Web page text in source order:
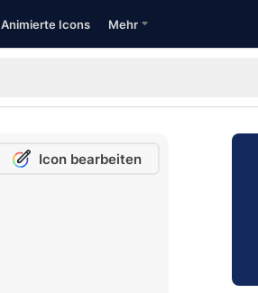
Animierte Icons Mehr
Icon bearbeiten